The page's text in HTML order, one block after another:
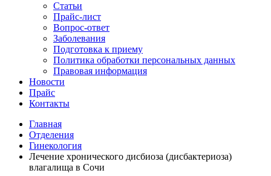
Статьи
Прайс-лист
Вопрос-ответ
Заболевания
Подготовка к приему
Политика обработки персональных данных
Правовая информация
Новости
Прайс
Контакты
Главная
Отделения
Гинекология
Лечение хронического дисбиоза (дисбактериоза)
влагалища в Сочи